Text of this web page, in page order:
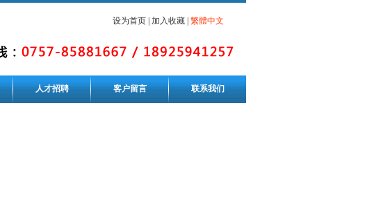
设为首页 加入收藏 繁體中文
人才招聘 客户留言 联系我们